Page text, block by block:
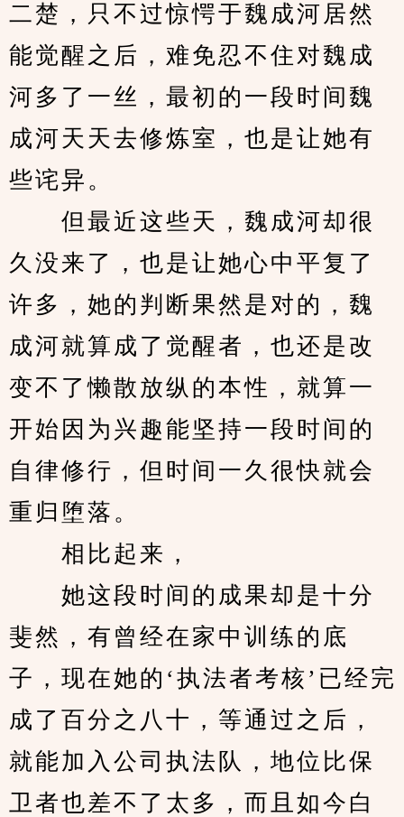
二楚，只不过惊愕于魏成河居然
能觉醒之后，难免忍不住对魏成
河多了一丝，最初的一段时间魏
成河天天去修炼室，也是让她有
些诧异。
但最近这些天，魏成河却很
久没来了，也是让她心中平复了
许多，她的判断果然是对的，魏
成河就算成了觉醒者，也还是改
变不了懒散放纵的本性，就算一
开始因为兴趣能坚持一段时间的
自律修行，但时间一久很快就会
重归堕落。
相比起来，
她这段时间的成果却是十分
斐然，有曾经在家中训练的底
子，现在她的‘执法者考核’已经完
成了百分之八十，等通过之后，
就能加入公司执法队，地位比保
卫者也差不了太多，而且如今白